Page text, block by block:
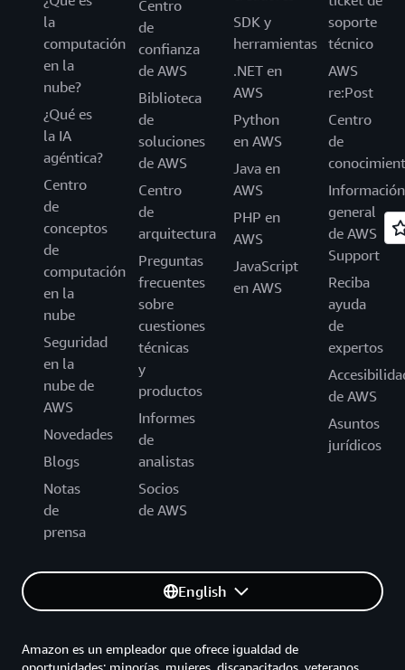
la
computación
en la
nube?
¿Qué es
la IA
agéntica?
Centro
de
conceptos
de
computación
en la
nube
Seguridad
en la
nube de
AWS
Novedades
Blogs
Notas
de
prensa
Centro
de
confianza
de AWS
Biblioteca
de
soluciones
de AWS
Centro
de
arquitectura
Preguntas
frecuentes
sobre
cuestiones
técnicas
y
productos
Informes
de
analistas
Socios
de AWS
SDK y
herramientas
.NET en
AWS
Python
en AWS
Java en
AWS
PHP en
AWS
JavaScript
en AWS
soporte
técnico
AWS
re:Post
Centro
de
Información
general
de AWS
Support
Reciba
ayuda
de
expertos
de AWS
Asuntos
jurídicos
English
Amazon es un empleador que ofrece igualdad de
oportunidades: minorías, mujeres, discapacitados, veteranos,